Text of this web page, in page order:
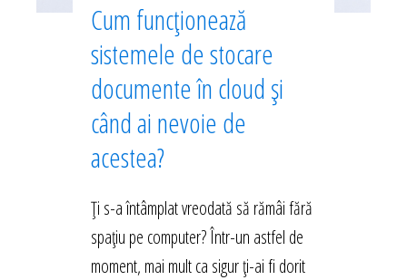
Cum funcționează
sistemele de stocare
documente în cloud și
când ai nevoie de
acestea?
Ți s-a întâmplat vreodată să rămâi fără
spațiu pe computer? Într-un astfel de
moment, mai mult ca sigur ți-ai fi dorit